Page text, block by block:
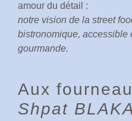
amour du détail :
notre vision de la street
bistronomique, accessible
gourmande.
Aux
Shpat